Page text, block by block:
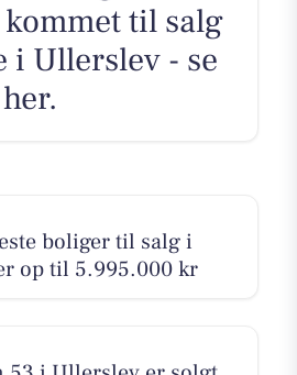
til salg
i Ullerslev - se
boliger til salg i
op til 5.995.000 kr